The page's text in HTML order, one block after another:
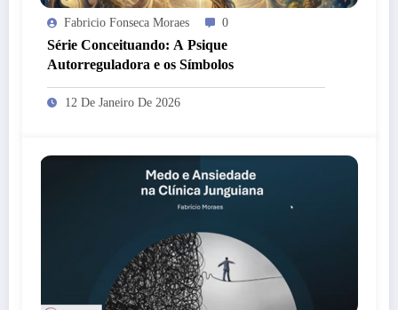
Fabricio Fonseca Moraes 0
Série Conceituando: A Psique
Autorreguladora e os Símbolos
12 De Janeiro De 2026